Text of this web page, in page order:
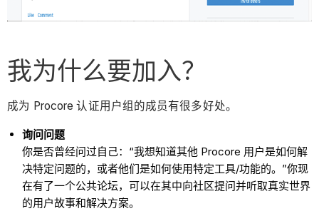
我为什么要加入？
成为 Procore 认证用户组的成员有很多好处。
询问问题
你是否曾经问过自己：“我想知道其他 Procore 用户是如何解
决特定问题的，或者他们是如何使用特定工具/功能的。”你现
在有了一个公共论坛，可以在其中向社区提问并听取真实世界
的用户故事和解决方案。